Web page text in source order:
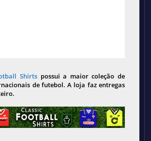
Shirts possui a maior coleção de
de futebol. A loja faz entregas